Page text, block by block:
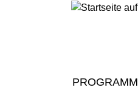
PROGRAMM